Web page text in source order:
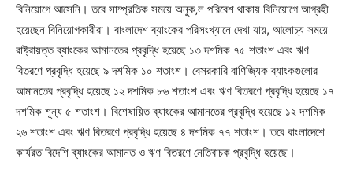
বিনিয়োগে আসেনি। তবে সাম্প্রতিক সময়ে অনুক‚ল পরিবেশ থাকায় বিনিয়োগে আগ্রহী
হয়েছেন বিনিয়োগকারীরা। বাংলাদেশ ব্যাংকের পরিসংখ্যানে দেখা যায়, আলোচ্য সময়ে
রাষ্ট্রায়ত্ত ব্যাংকের আমানতের প্রবৃদ্ধি হয়েছে ১৩ দশমিক ৭৫ শতাংশ এবং ঋণ
বিতরণে প্রবৃদ্ধি হয়েছে ৯ দশমিক ১০ শতাংশ। বেসরকারি বাণিজ্যিক ব্যাংকগুলোর
আমানতের প্রবৃদ্ধি হয়েছে ১২ দশমিক ৮৬ শতাংশ এবং ঋণ বিতরণে প্রবৃদ্ধি হয়েছে ১৭
দশমিক শূন্য ৫ শতাংশ। বিশেষায়িত ব্যাংকের আমানতের প্রবৃদ্ধি হয়েছে ১২ দশমিক
২৬ শতাংশ এবং ঋণ বিতরণে প্রবৃদ্ধি হয়েছে ৪ দশমিক ৭৭ শতাংশ। তবে বাংলাদেশে
কার্যরত বিদেশি ব্যাংকের আমানত ও ঋণ বিতরণে নেতিবাচক প্রবৃদ্ধি হয়েছে।